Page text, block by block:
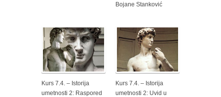
Bojane Stanković
Kurs 7.4. – Istorija
umetnosti 2: Raspored
Kurs 7.4. – Istorija
umetnosti 2: Uvid u